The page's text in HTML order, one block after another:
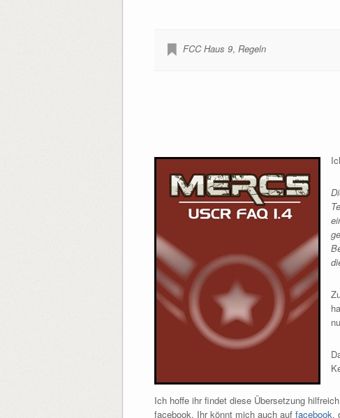
FCC Haus 9, Regeln
Ich hoffe ihr findet diese Übersetzung
facebook. Ihr könnt mich auch auf facebook,